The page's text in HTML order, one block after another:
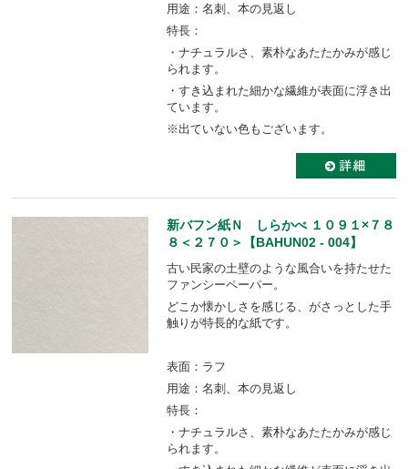
用途：名刺、本の見返し
特長：
・ナチュラルさ、素朴なあたたかみが感じ
られます。
・すき込まれた細かな繊維が表面に浮き出
ています。
※出ていない色もございます。
新バフン紙Ｎ しらかべ １０９１×７８
８＜２７０＞【BAHUN02 - 004】
古い民家の土壁のような風合いを持たせた
ファンシーペーパー。
どこか懐かしさを感じる、がさっとした手
触りが特長的な紙です。
表面：ラフ
用途：名刺、本の見返し
特長：
・ナチュラルさ、素朴なあたたかみが感じ
られます。